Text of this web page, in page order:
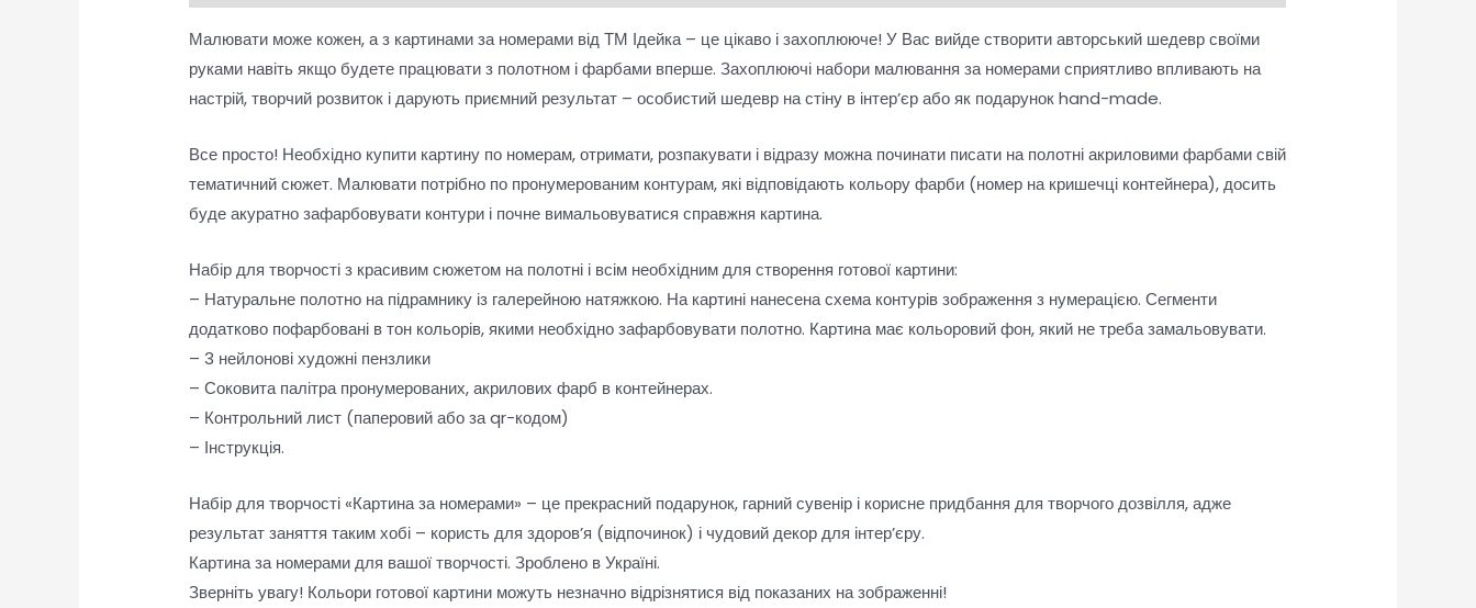
Малювати може кожен, а з картинами за номерами від ТМ Ідейка – це цікаво і захоплююче! У Вас вийде створити авторський шедевр своїми
руками навіть якщо будете працювати з полотном і фарбами вперше. Захоплюючі набори малювання за номерами сприятливо впливають на
настрій, творчий розвиток і дарують приємний результат – особистий шедевр на стіну в інтер’єр або як подарунок hand-made.
Все просто! Необхідно купити картину по номерам, отримати, розпакувати і відразу можна починати писати на полотні акриловими фарбами свій
тематичний сюжет. Малювати потрібно по пронумерованим контурам, які відповідають кольору фарби (номер на кришечці контейнера), досить
буде акуратно зафарбовувати контури і почне вимальовуватися справжня картина.
Набір для творчості з красивим сюжетом на полотні і всім необхідним для створення готової картини:
– Натуральне полотно на підрамнику із галерейною натяжкою. На картині нанесена схема контурів зображення з нумерацією. Сегменти
додатково пофарбовані в тон кольорів, якими необхідно зафарбовувати полотно. Картина має кольоровий фон, який не треба замальовувати.
– 3 нейлонові художні пензлики
– Соковита палітра пронумерованих, акрилових фарб в контейнерах.
– Контрольний лист (паперовий або за qr-кодом)
– Інструкція.
Набір для творчості «Картина за номерами» – це прекрасний подарунок, гарний сувенір і корисне придбання для творчого дозвілля, адже
результат заняття таким хобі – користь для здоров’я (відпочинок) і чудовий декор для інтер’єру.
Картина за номерами для вашої творчості. Зроблено в Україні.
Зверніть увагу! Кольори готової картини можуть незначно відрізнятися від показаних на зображенні!